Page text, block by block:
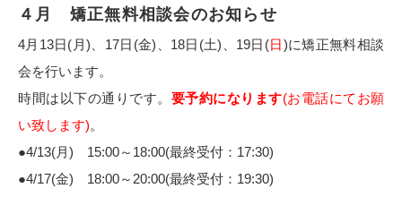
４月 矯正無料相談会のお知らせ
4月13日(月)、17日(金)、18日(土)、19日(日)に矯正無料相談
会を行います。
時間は以下の通りです。 要予約になります(お電話にてお願
い致します)。
●4/13(月) 15:00～18:00(最終受付：17:30)
●4/17(金) 18:00～20:00(最終受付：19:30)